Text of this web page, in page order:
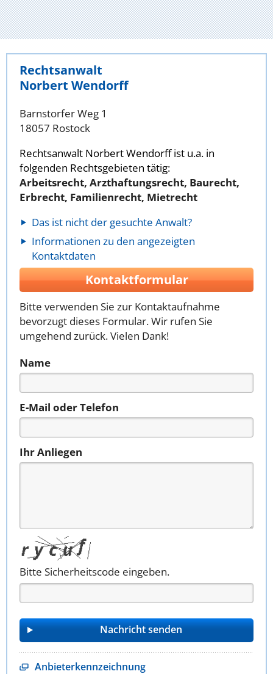
Rechtsanwalt
Norbert Wendorff
Barnstorfer Weg 1
18057 Rostock
Rechtsanwalt Norbert Wendorff ist u.a. in
folgenden Rechtsgebieten tätig:
Arbeitsrecht, Arzthaftungsrecht, Baurecht,
Erbrecht, Familienrecht, Mietrecht
Das ist nicht der gesuchte Anwalt?
Informationen zu den angezeigten
Kontaktdaten
Kontaktformular
Bitte verwenden Sie zur Kontaktaufnahme
bevorzugt dieses Formular. Wir rufen Sie
umgehend zurück. Vielen Dank!
Name
E-Mail oder Telefon
Ihr Anliegen
Bitte Sicherheitscode eingeben.
Anbieterkennzeichnung